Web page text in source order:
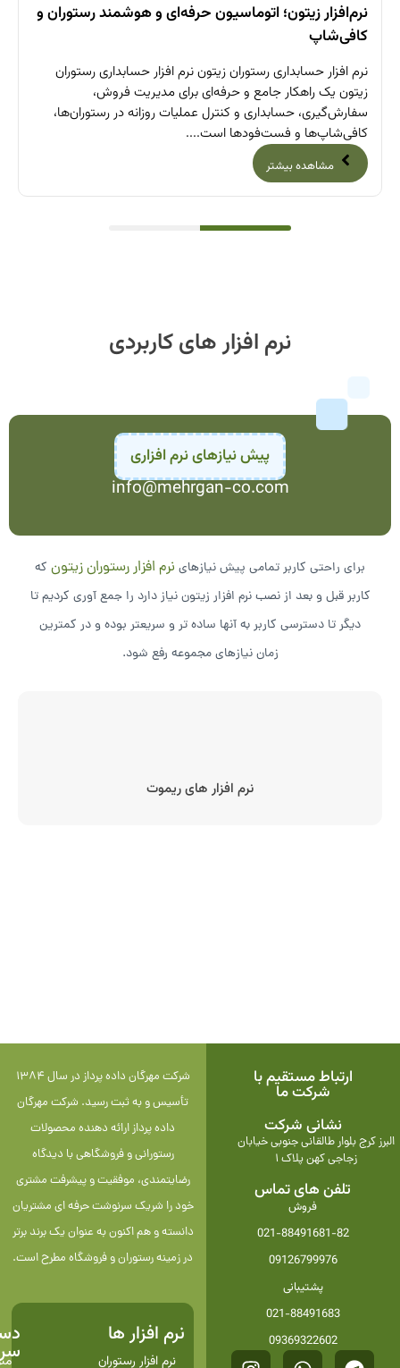
نرم‌افزار زیتون؛ اتوماسیون حرفه‌ای و هوشمند رستوران و
کافی‌شاپ
نرم افزار حسابداری رستوران زیتون نرم افزار حسابداری رستوران
زیتون یک راهکار جامع و حرفه‌ای برای مدیریت فروش،
سفارش‌گیری، حسابداری و کنترل عملیات روزانه در رستوران‌ها،
کافی‌شاپ‌ها و فست‌فودها است....
مشاهده بیشتر
نرم افزار های کاربردی
پیش نیازهای نرم افزاری
info@mehrgan-co.com
برای راحتی کاربر تمامی پیش نیازهای نرم افزار رستوران زیتون که
کاربر قبل و بعد از نصب نرم افزار زیتون نیاز دارد را جمع آوری کردیم تا
دیگر تا دسترسی کاربر به آنها ساده تر و سریعتر بوده و در کمترین
زمان نیازهای مجموعه رفع شود.
نرم افزار های ریموت
ارتباط مستقیم با
شرکت ما
نشانی شرکت
البرز کرج بلوار طالقانی جنوبی خیابان
زجاجی کهن پلاک 1
تلفن های تماس
فروش
021-88491681-82
09126799976
پشتیبانی
021-88491683
09369322602
شرکت مهرگان داده پرداز در سال 1384
تأسیس و به ثبت رسید. شرکت مهرگان
داده پرداز ارائه دهنده محصولات
رستورانی و فروشگاهی با دیدگاه
رضایتمندی، موفقیت و پیشرفت مشتری
خود را شریک سرنوشت حرفه ای مشتریان
دانسته و هم اکنون به عنوان یک برند برتر
در زمینه رستوران و فروشگاه مطرح است.
نرم افزار ها
نرم افزار رستوران